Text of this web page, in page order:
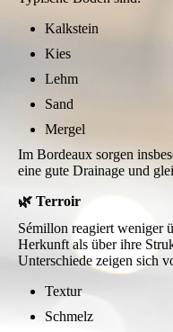
Kalkstein
Kies
Lehm
Sand
Mergel
Im Bordeaux sorgen
eine gute Drainage und
🌿 Terroir
Sémillon reagiert weniger
Herkunft als über ihre
Unterschiede zeigen sich
Textur
Schmelz